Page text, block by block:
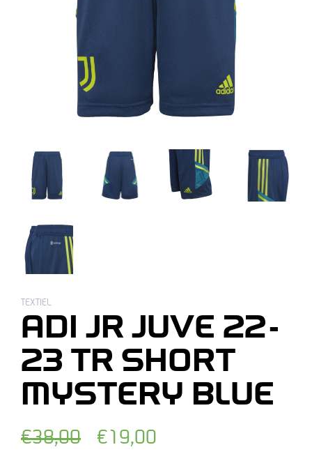
TEXTIEL
ADI JR JUVE 22-
23 TR SHORT
MYSTERY BLUE
Normale
Afgeprijsde
€38,00 €19,00